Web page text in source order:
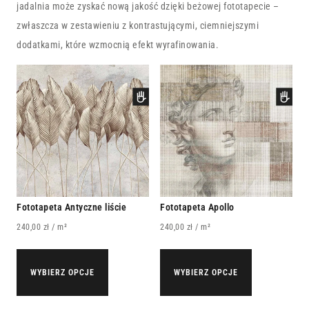
jadalnia może zyskać nową jakość dzięki beżowej fototapecie –
zwłaszcza w zestawieniu z kontrastującymi, ciemniejszymi
dodatkami, które wzmocnią efekt wyrafinowania.
Fototapeta Antyczne liście
240,00 zł / m²
WYBIERZ OPCJE
Fototapeta Apollo
240,00 zł / m²
WYBIERZ OPCJE